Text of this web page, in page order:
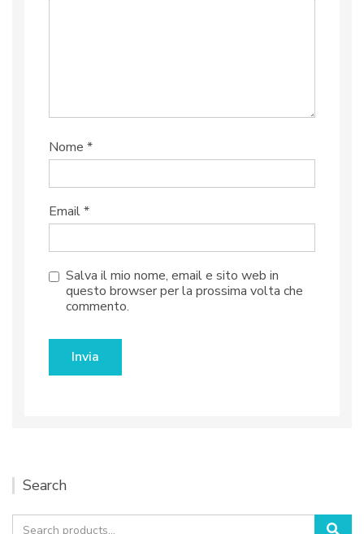
Nome *
Email*
Salva il mio nome, email e sito web in
questo browser per la prossima volta che
commento.
Search
Search